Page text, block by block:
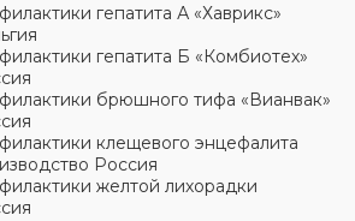
гепатита А «Хаврикс»
гепатита Б «Комбиотех»
брюшного тифа «Вианвак»
клещевого энцефалита
Россия
желтой лихорадки